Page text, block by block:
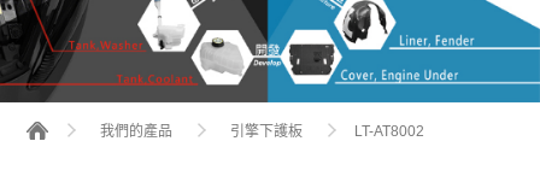
我們的產品 引擎下護板 LT-AT8002